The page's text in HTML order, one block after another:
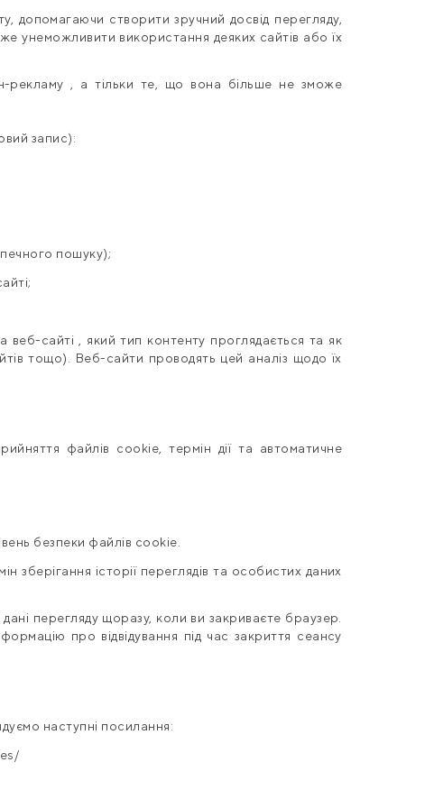
допомагаючи створити зручний досвід перегляду,
унеможливити використання деяких сайтів або їх
рекламу , а тільки те, що вона більше не зможе
запис):
пошуку);
веб-сайті , який тип контенту проглядається та як
тощо). Веб-сайти проводять цей аналіз щодо їх
файлів cookie, термін дії та автоматичне
безпеки файлів cookie.
історії переглядів та особистих даних
перегляду щоразу, коли ви закриваєте браузер.
про відвідування під час закриття сеансу
наступні посилання: